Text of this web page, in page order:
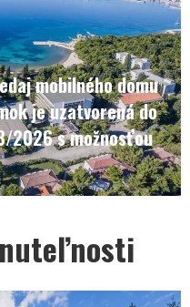
mobilného domu
je uzatvorená do
2026 s možnosťou